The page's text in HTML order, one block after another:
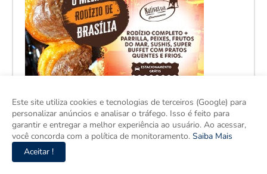
Este site utiliza cookies e tecnologias de terceiros (Google) para
personalizar anúncios e analisar o tráfego. Isso é feito para
garantir e entregar a melhor experiência ao usuário. Ao acessar,
você concorda com a política de monitoramento. Saiba Mais
Aceitar !